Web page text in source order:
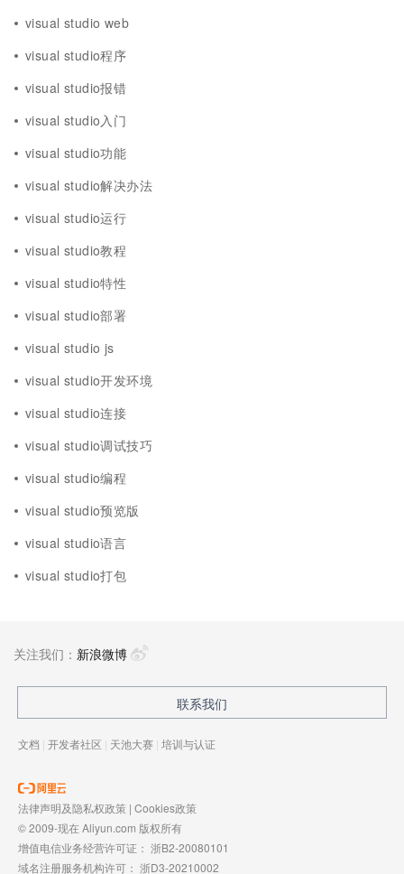
visual studio web
visual studio程序
visual studio报错
visual studio入门
visual studio功能
visual studio解决办法
visual studio运行
visual studio教程
visual studio特性
visual studio部署
visual studio js
visual studio开发环境
visual studio连接
visual studio调试技巧
visual studio编程
visual studio预览版
visual studio语言
visual studio打包
关注我们： 新浪微博
联系我们
文档 | 开发者社区 | 天池大赛 | 培训与认证
法律声明及隐私权政策 | Cookies政策
© 2009-现在 Aliyun.com 版权所有
增值电信业务经营许可证： 浙B2-20080101
域名注册服务机构许可： 浙D3-20210002